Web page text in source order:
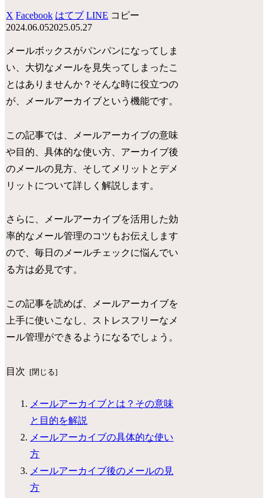
X Facebook はてブ LINE コピー
2024.06.052025.05.27
メールボックスがパンパンになってしま
い、大切なメールを見失ってしまったこ
とはありませんか？そんな時に役立つの
が、メールアーカイブという機能です。
この記事では、メールアーカイブの意味
や目的、具体的な使い方、アーカイブ後
のメールの見方、そしてメリットとデメ
リットについて詳しく解説します。
さらに、メールアーカイブを活用した効
率的なメール管理のコツもお伝えします
ので、毎日のメールチェックに悩んでい
る方は必見です。
この記事を読めば、メールアーカイブを
上手に使いこなし、ストレスフリーなメ
ール管理ができるようになるでしょう。
目次
メールアーカイブとは？その意味
と目的を解説
メールアーカイブの具体的な使い
方
メールアーカイブ後のメールの見
方